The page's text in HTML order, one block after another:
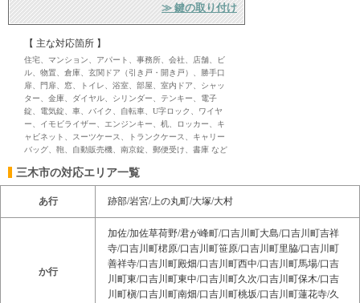
≫ 鍵の取り付け
【 主な対応箇所 】
住宅、マンション、アパート、事務所、会社、店舗、ビ
ル、物置、倉庫、玄関ドア（引き戸・開き戸）、勝手口
扉、門扉、窓、トイレ、浴室、部屋、室内ドア、シャッ
ター、金庫、ダイヤル、シリンダー、テンキー、電子
錠、電気錠、車、バイク、自転車、U字ロック、ワイヤ
ー、イモビライザー、エンジンキー、机、ロッカー、キ
ャビネット、スーツケース、トランクケース、キャリー
バッグ、鞄、自動販売機、南京錠、郵便受け、書庫 など
三木市の対応エリア一覧
あ行 跡部/岩宮/上の丸町/大塚/大村
か行
加佐/加佐草荷野/君が峰町/口吉川町大島/口吉川町吉祥
寺/口吉川町桾原/口吉川町笹原/口吉川町里脇/口吉川町
善祥寺/口吉川町殿畑/口吉川町西中/口吉川町馬場/口吉
川町東/口吉川町東中/口吉川町久次/口吉川町保木/口吉
川町槇/口吉川町南畑/口吉川町桃坂/口吉川町蓮花寺/久